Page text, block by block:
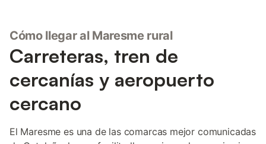
Cómo llegar al Maresme rural
Carreteras, tren de
cercanías y aeropuerto
cercano
El Maresme es una de las comarcas mejor comunicadas